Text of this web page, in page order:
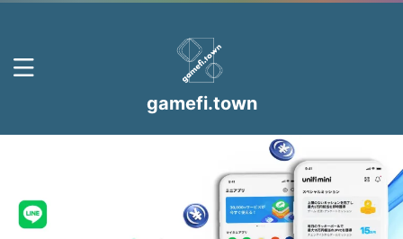
gamefi.town